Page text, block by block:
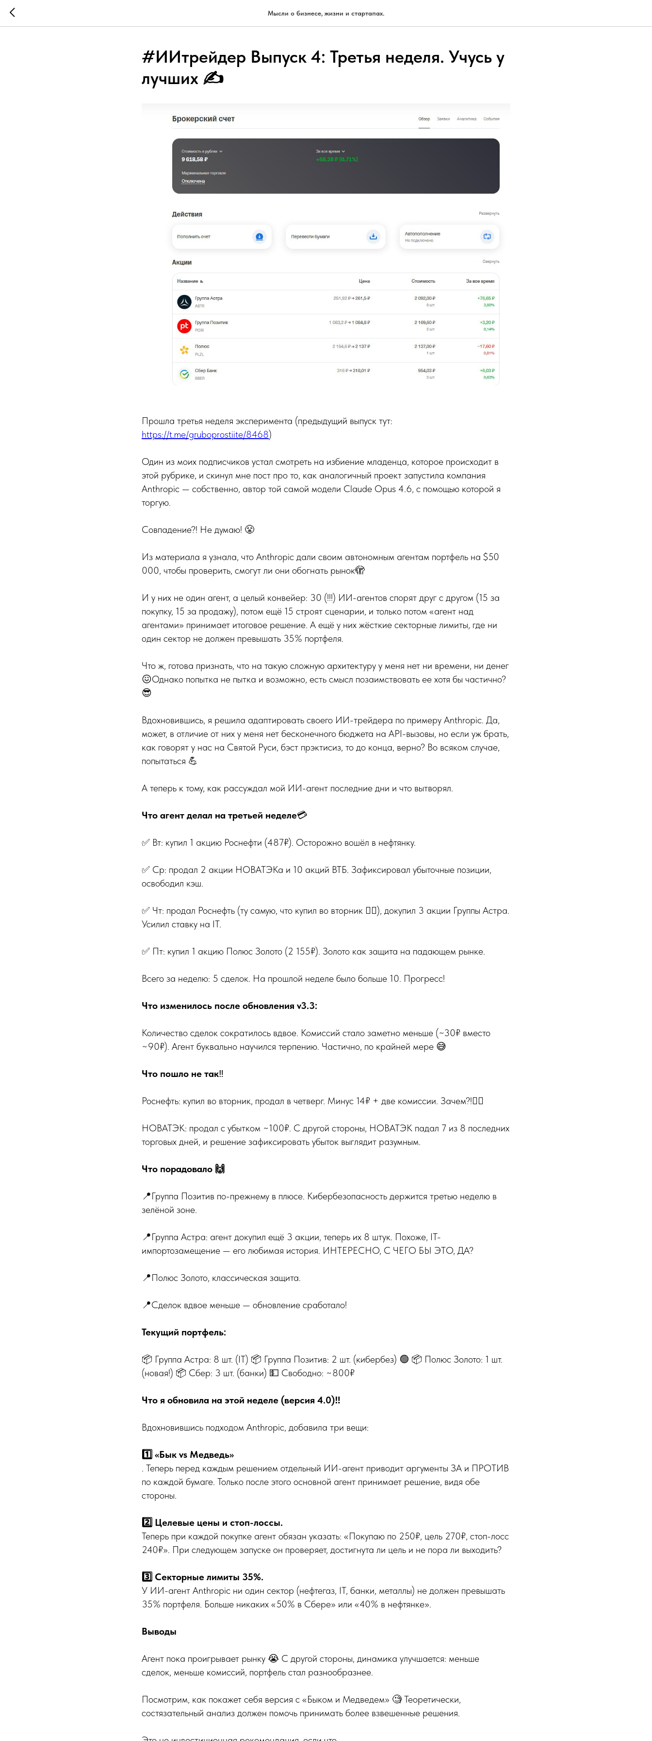
Мысли о бизнесе, жизни и стартапах.
#ИИтрейдер Выпуск 4: Третья неделя. Учусь у
лучших ✍️
Прошла третья неделя эксперимента (предыдущий выпуск тут:
https://t.me/gruboprostiite/8468)
Один из моих подписчиков устал смотреть на избиение младенца, которое происходит в
этой рубрике, и скинул мне пост про то, как аналогичный проект запустила компания
Anthropic — собственно, автор той самой модели Claude Opus 4.6, с помощью которой я
торгую.
Совпадение?! Не думаю! 😤
Из материала я узнала, что Anthropic дали своим автономным агентам портфель на $50
000, чтобы проверить, смогут ли они обогнать рынок🫣
И у них не один агент, а целый конвейер: 30 (!!!) ИИ-агентов спорят друг с другом (15 за
покупку, 15 за продажу), потом ещё 15 строят сценарии, и только потом «агент над
агентами» принимает итоговое решение. А ещё у них жёсткие секторные лимиты, где ни
один сектор не должен превышать 35% портфеля.
Что ж, готова признать, что на такую сложную архитектуру у меня нет ни времени, ни денег
😖Однако попытка не пытка и возможно, есть смысл позаимствовать ее хотя бы частично?
😎
Вдохновившись, я решила адаптировать своего ИИ-трейдера по примеру Anthropic. Да,
может, в отличие от них у меня нет бесконечного бюджета на API-вызовы, но если уж брать,
как говорят у нас на Святой Руси, бэст прэктисиз, то до конца, верно? Во всяком случае,
попытаться 💪
А теперь к тому, как рассуждал мой ИИ-агент последние дни и что вытворял.
Что агент делал на третьей неделе💳
✅ Вт: купил 1 акцию Роснефти (487₽). Осторожно вошёл в нефтянку.
✅ Ср: продал 2 акции НОВАТЭКа и 10 акций ВТБ. Зафиксировал убыточные позиции,
освободил кэш.
✅ Чт: продал Роснефть (ту самую, что купил во вторник 🤦‍♀️), докупил 3 акции Группы Астра.
Усилил ставку на IT.
✅ Пт: купил 1 акцию Полюс Золото (2 155₽). Золото как защита на падающем рынке.
Всего за неделю: 5 сделок. На прошлой неделе было больше 10. Прогресс!
Что изменилось после обновления v3.3:
Количество сделок сократилось вдвое. Комиссий стало заметно меньше (~30₽ вместо
~90₽). Агент буквально научился терпению. Частично, по крайней мере 😅
Что пошло не так‼️
Роснефть: купил во вторник, продал в четверг. Минус 14₽ + две комиссии. Зачем?!🤷‍♀️
НОВАТЭК: продал с убытком ~100₽. С другой стороны, НОВАТЭК падал 7 из 8 последних
торговых дней, и решение зафиксировать убыток выглядит разумным.
Что порадовало 🙌
📍Группа Позитив по-прежнему в плюсе. Кибербезопасность держится третью неделю в
зелёной зоне.
📍Группа Астра: агент докупил ещё 3 акции, теперь их 8 штук. Похоже, IT-
импортозамещение — его любимая история. ИНТЕРЕСНО, С ЧЕГО БЫ ЭТО, ДА?
📍Полюс Золото, классическая защита.
📍Сделок вдвое меньше — обновление сработало!
Текущий портфель:
📦 Группа Астра: 8 шт. (IT) 📦 Группа Позитив: 2 шт. (кибербез) 🟢 📦 Полюс Золото: 1 шт.
(новая!) 📦 Сбер: 3 шт. (банки) 💵 Свободно: ~800₽
Что я обновила на этой неделе (версия 4.0)‼️
Вдохновившись подходом Anthropic, добавила три вещи:
1️⃣ «Бык vs Медведь»
. Теперь перед каждым решением отдельный ИИ-агент приводит аргументы ЗА и ПРОТИВ
по каждой бумаге. Только после этого основной агент принимает решение, видя обе
стороны.
2️⃣ Целевые цены и стоп-лоссы.
Теперь при каждой покупке агент обязан указать: «Покупаю по 250₽, цель 270₽, стоп-лосс
240₽». При следующем запуске он проверяет, достигнута ли цель и не пора ли выходить?
3️⃣ Секторные лимиты 35%.
У ИИ-агент Anthropic ни один сектор (нефтегаз, IT, банки, металлы) не должен превышать
35% портфеля. Больше никаких «50% в Сбере» или «40% в нефтянке».
Выводы
Агент пока проигрывает рынку 😭 С другой стороны, динамика улучшается: меньше
сделок, меньше комиссий, портфель стал разнообразнее.
Посмотрим, как покажет себя версия с «Быком и Медведем» 🧐 Теоретически,
состязательный анализ должен помочь принимать более взвешенные решения.